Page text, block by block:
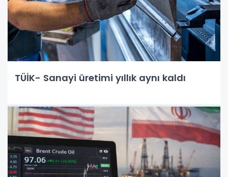
TÜİK- Sanayi üretimi yıllık aynı kaldı